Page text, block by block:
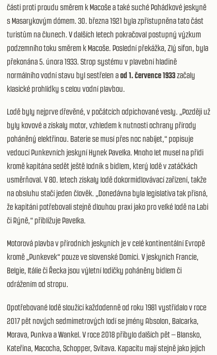
části proti proudu směrem k Macoše a také suché Pohádkové jeskyně
s Masarykovým dómem. 30. března 1921 byla zpřístupněna tato část
turistům na člunech. V dalších letech pokračoval postupný výzkum
podzemního toku směrem k Macoše. Poslední překážka, Zlý sifon, byla
překonána 5. února 1933. Strop systému v plavební hladině
normálního vodní stavu byl sestřelen aod 1. července 1933začaly
klasické prohlídky s celou vodní plavbou.
Lodě byly nejprve dřevěné, v počátcích odpichované vesly. „Později už
byly kovové a získaly motor, vzhledem k nutnosti ochrany přírody
poháněný elektřinou. Baterie se musí přes noc nabíjet,“ popisuje
vedoucí Punkevních jeskyní Hynek Pavelka. Mnoho let musel na přídi
kromě kapitána sedět ještě lodník s bidlem, který lodě v zatáčkách
usměrňoval. V 80. letech získaly lodě dokormidlovávací zařízení, takže
na obsluhu stačí jeden člověk. „Donedávna byla legislativa tak přísná,
že kapitáni potřebovali stejně dlouhou praxi jako pro velké lodě na Labi
či Rýně,“ přibližuje Pavelka.
Motorová plavba v přírodních jeskyních je v celé kontinentální Evropě
kromě „Punkevek“ pouze ve slovenské Domici. V jeskyních Francie,
Belgie, Itálie či Řecka jsou výletní lodičky poháněny bidlem či
odrážením od stropu.
Opotřebované lodě sloužící každodenně od roku 1981 vystřídalo v roce
2017 pět nových sedmimetrových lodí se jmény Absolon, Balcarka,
Morava, Punkva a Wankel. V roce 2018 přibylo dalších pět – Blansko,
Kateřina, Macocha, Schopper, Svitava. Kapacitu mají stejně jako jejich